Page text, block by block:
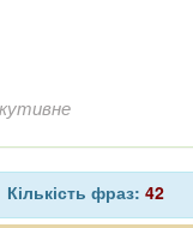
Кількість фраз: 42